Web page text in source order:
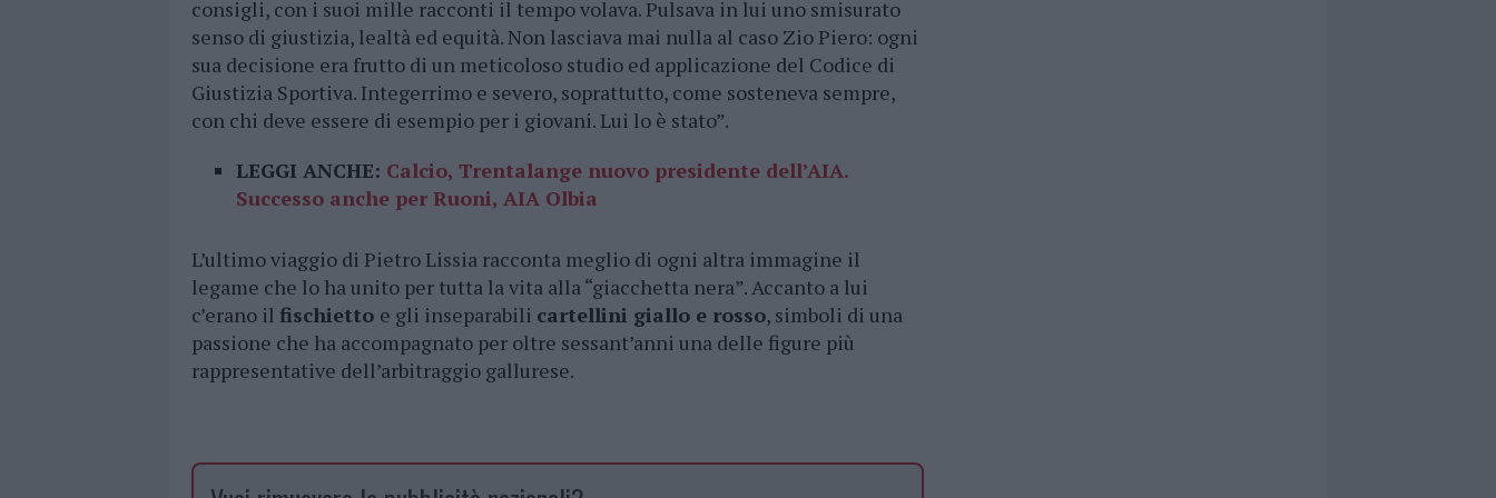
consigli, con i suoi mille racconti il tempo volava. Pulsava in lui uno smisurato
senso di giustizia, lealtà ed equità. Non lasciava mai nulla al caso Zio Piero: ogni
sua decisione era frutto di un meticoloso studio ed applicazione del Codice di
Giustizia Sportiva. Integerrimo e severo, soprattutto, come sosteneva sempre,
con chi deve essere di esempio per i giovani. Lui lo è stato”.
LEGGI ANCHE: Calcio, Trentalange nuovo presidente dell’AIA.
Successo anche per Ruoni, AIA Olbia
L’ultimo viaggio di Pietro Lissia racconta meglio di ogni altra immagine il
legame che lo ha unito per tutta la vita alla “giacchetta nera”. Accanto a lui
c’erano il fischietto e gli inseparabili cartellini giallo e rosso, simboli di una
passione che ha accompagnato per oltre sessant’anni una delle figure più
rappresentative dell’arbitraggio gallurese.